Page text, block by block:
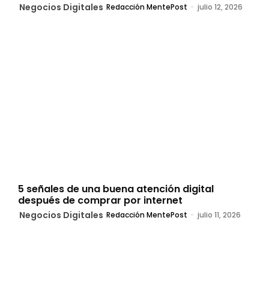
Negocios Digitales Redacción MentePost - julio 12, 2026
5 señales de una buena atención digital
después de comprar por internet
Negocios Digitales Redacción MentePost - julio 11, 2026